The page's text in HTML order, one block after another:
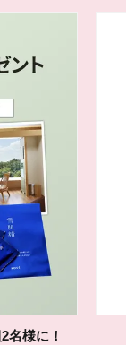
名様に！